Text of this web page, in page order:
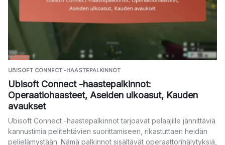
UBISOFT CONNECT -HAASTEPALKINNOT
Ubisoft Connect -haastepalkinnot:
Operaatiohaasteet, Aseiden ulkoasut, Kauden
avaukset
Ubisoft Connect -haastepalkinnot tarjoavat pelaajille jännittäviä
kannustimia pelitehtävien suorittamiseen, rikastuttaen heidän
pelielämystään. Nämä palkinnot sisältävät operaattorihälytyksiä,